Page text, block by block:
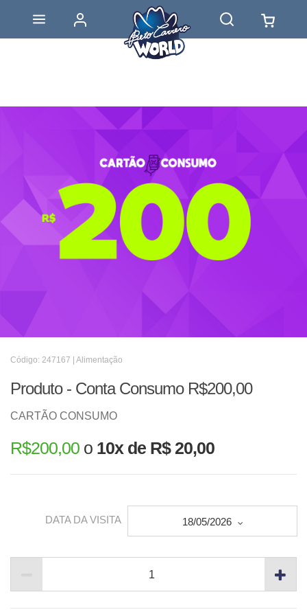
Código: 247167 | Alimentação
Produto - Conta Consumo R$200,00
CARTÃO CONSUMO
R$200,00 o 10x de R$ 20,00
DATA DA VISITA 18/05/2026